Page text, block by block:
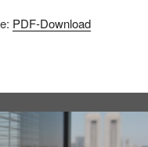
PDF-Download